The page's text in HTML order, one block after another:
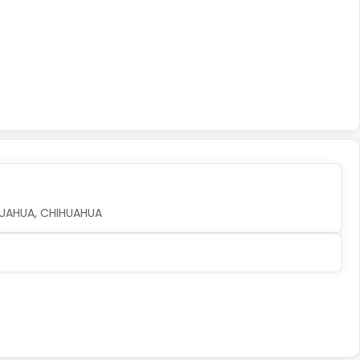
CHIHUAHUA